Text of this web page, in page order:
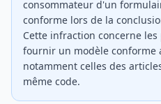
consommateur d'un
conforme lors de la
Cette infraction concerne
fournir un modèle conforme
notamment celles des
même code.